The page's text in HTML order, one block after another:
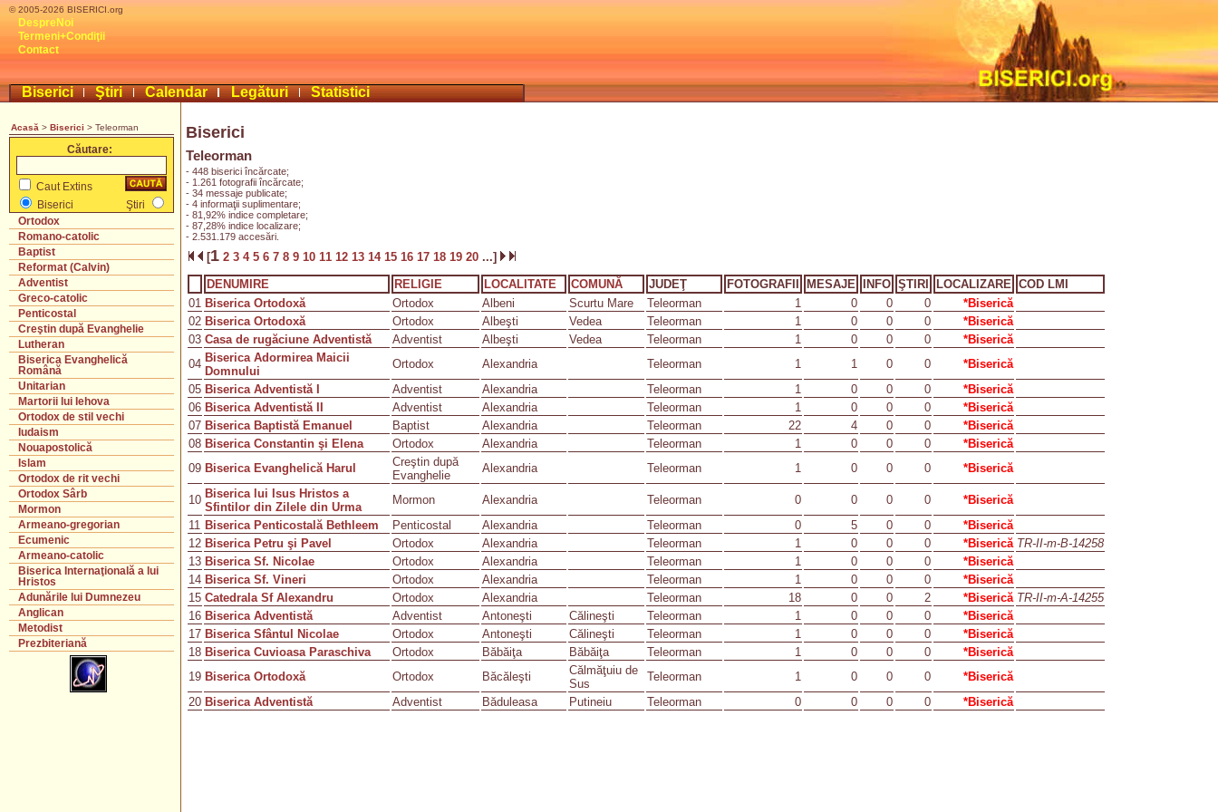
© 2005-2026 BISERICI.org
DespreNoi
Termeni+Condiţii
Contact
Biserici Ştiri Calendar Legături Statistici
Acasă > Biserici > Teleorman
Căutare:
Caut Extins
Biserici
Ştiri
Ortodox
Romano-catolic
Baptist
Reformat (Calvin)
Adventist
Greco-catolic
Penticostal
Creştin după Evanghelie
Lutheran
Biserica Evanghelică
Română
Unitarian
Martorii lui Iehova
Ortodox de stil vechi
Iudaism
Nouapostolică
Islam
Ortodox de rit vechi
Ortodox Sârb
Mormon
Armeano-gregorian
Ecumenic
Armeano-catolic
Biserica Internaţională a lui
Hristos
Adunările lui Dumnezeu
Anglican
Metodist
Prezbiteriană
Biserici
Teleorman
- 448 biserici încărcate;
- 1.261 fotografii încărcate;
- 34 messaje publicate;
- 4 informaţii suplimentare;
- 81,92% indice completare;
- 87,28% indice localizare;
- 2.531.179 accesări.
[1 2 3 4 5 6 7 8 9 10 11 12 13 14 15 16 17 18 19 20 ...]
DENUMIRE
RELIGIE LOCALITATE COMUNĂ JUDEŢ FOTOGRAFII MESAJE INFO ŞTIRI LOCALIZARE COD LMI
01 Biserica Ortodoxă Ortodox Albeni Scurtu Mare Teleorman 1 0 0 0
*Biserică
02 Biserica Ortodoxă Ortodox Albeşti Vedea Teleorman 1 0 0 0
*Biserică
03 Casa de rugăciune Adventistă Adventist Albeşti Vedea Teleorman 1 0 0 0
*Biserică
04 Biserica Adormirea Maicii
Domnului
Ortodox Alexandria Teleorman 1 1 0 0
*Biserică
05 Biserica Adventistă I Adventist Alexandria Teleorman 1 0 0 0
*Biserică
06 Biserica Adventistă II Adventist Alexandria Teleorman 1 0 0 0
*Biserică
07 Biserica Baptistă Emanuel Baptist Alexandria Teleorman 22 4 0 0
*Biserică
08 Biserica Constantin şi Elena Ortodox Alexandria Teleorman 1 0 0 0
*Biserică
09 Biserica Evanghelică Harul
Creştin după
Evanghelie
Alexandria Teleorman 1 0 0 0 *Biserică
10 Biserica lui Isus Hristos a
Sfintilor din Zilele din Urma
Mormon Alexandria Teleorman 0 0 0 0
*Biserică
11 Biserica Penticostală Bethleem Penticostal Alexandria Teleorman 0 5 0 0
*Biserică
12 Biserica Petru şi Pavel Ortodox Alexandria Teleorman 1 0 0 0 *Biserică TR-II-m-B-14258
13 Biserica Sf. Nicolae Ortodox Alexandria Teleorman 1 0 0 0
*Biserică
14 Biserica Sf. Vineri Ortodox Alexandria Teleorman 1 0 0 0
*Biserică
15 Catedrala Sf Alexandru Ortodox Alexandria Teleorman 18 0 0 2 *Biserică TR-II-m-A-14255
16 Biserica Adventistă Adventist Antoneşti Călineşti Teleorman 1 0 0 0
*Biserică
17 Biserica Sfântul Nicolae Ortodox Antoneşti Călineşti Teleorman 1 0 0 0
*Biserică
18 Biserica Cuvioasa Paraschiva Ortodox Băbăiţa Băbăiţa Teleorman 1 0 0 0
*Biserică
19 Biserica Ortodoxă Ortodox Băcăleşti
Călmăţuiu de
Sus
Teleorman 1 0 0 0
*Biserică
20 Biserica Adventistă Adventist Băduleasa Putineiu Teleorman 0 0 0 0 *Biserică